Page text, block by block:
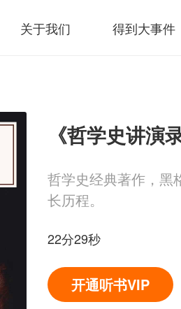
关于我们 得到大事件
哲学史经典著作，黑
长历程。
22分29秒
开通听书VIP